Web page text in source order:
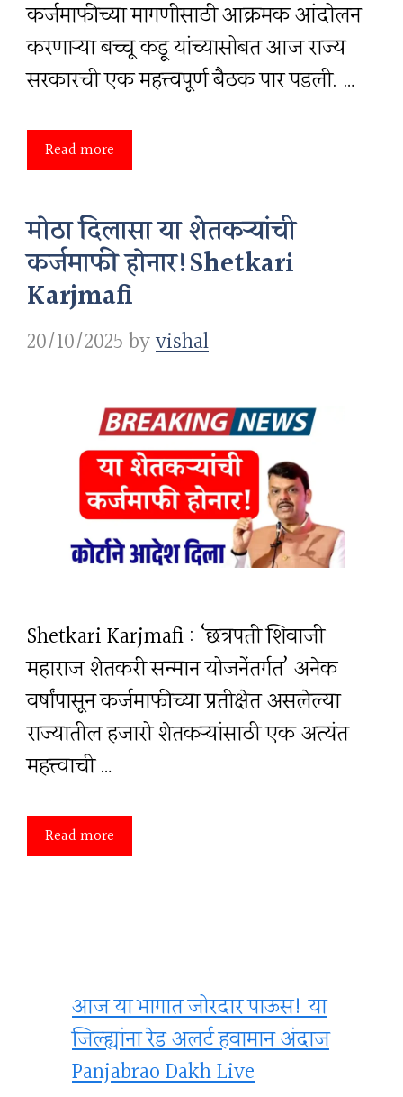
कर्जमाफीच्या मागणीसाठी आक्रमक आंदोलन
करणाऱ्या बच्चू कडू यांच्यासोबत आज राज्य
सरकारची एक महत्त्वपूर्ण बैठक पार पडली. …
Read more
मोठा दिलासा या शेतकऱ्यांची
कर्जमाफी होनार!Shetkari
Karjmafi
20/10/2025byvishal
Shetkari Karjmafi : ‘छत्रपती शिवाजी
महाराज शेतकरी सन्मान योजनेंतर्गत’ अनेक
वर्षांपासून कर्जमाफीच्या प्रतीक्षेत असलेल्या
राज्यातील हजारो शेतकऱ्यांसाठी एक अत्यंत
महत्त्वाची …
Read more
आज या भागात जोरदार पाऊस! या
जिल्ह्यांना रेड अलर्ट हवामान अंदाज
Panjabrao Dakh Live